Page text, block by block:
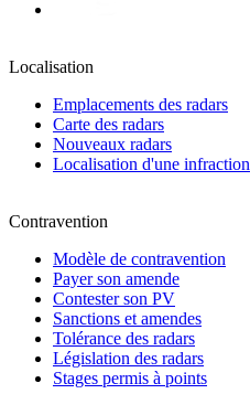
Localisation
Emplacements des radars
Carte des radars
Nouveaux radars
Localisation d'une infraction
Contravention
Modèle de contravention
Payer son amende
Contester son PV
Sanctions et amendes
Tolérance des radars
Législation des radars
Stages permis à points